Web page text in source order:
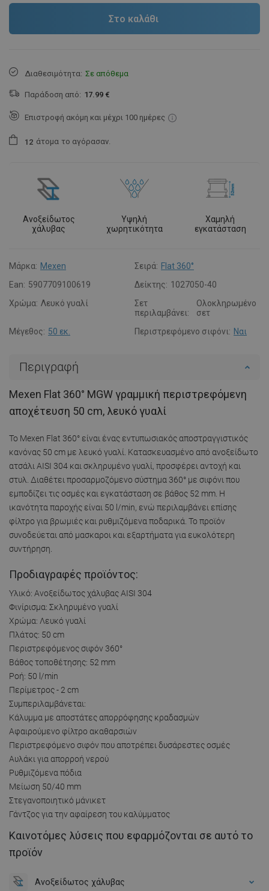
Στο καλάθι
Διαθεσιμότητα: Σε απόθεμα
Παράδοση από: 17.99 €
Επιστροφή ακόμη και μέχρι 100 ημέρες
1 2 άτομα το αγόρασαν.
Ανοξείδωτος
χάλυβας
Υψηλή
χωρητικότητα
Χαμηλή
εγκατάσταση
Μάρκα: Mexen Σειρά: Flat 360°
Ean: 5907709100619 Δείκτης: 1027050-40
Χρώμα: Λευκό γυαλί
Σετ
περιλαμβάνει:
Ολοκληρωμένο
σετ
Μέγεθος: 50 εκ. Περιστρεφόμενο σιφόνι: Ναι
Περιγραφή
Mexen Flat 360° MGW γραμμική περιστρεφόμενη
αποχέτευση 50 cm, λευκό γυαλί
Το Mexen Flat 360° είναι ένας εντυπωσιακός αποστραγγιστικός
κανόνας 50 cm με λευκό γυαλί. Κατασκευασμένο από ανοξείδωτο
ατσάλι AISI 304 και σκληρυμένο γυαλί, προσφέρει αντοχή και
στυλ. Διαθέτει προσαρμοζόμενο σύστημα 360° με σιφόνι που
εμποδίζει τις οσμές και εγκατάσταση σε βάθος 52 mm. Η
ικανότητα παροχής είναι 50 l/min, ενώ περιλαμβάνει επίσης
φίλτρο για βρωμιές και ρυθμιζόμενα ποδαρικά. Το προϊόν
συνοδεύεται από μασκαροι και εξαρτήματα για ευκολότερη
συντήρηση.
Προδιαγραφές προϊόντος:
Υλικό: Ανοξείδωτος χάλυβας AISI 304
Φινίρισμα: Σκληρυμένο γυαλί
Χρώμα: Λευκό γυαλί
Πλάτος: 50 cm
Περιστρεφόμενος σιφόν 360°
Βάθος τοποθέτησης: 52 mm
Ροή: 50 l/min
Περίμετρος - 2 cm
Συμπεριλαμβάνεται:
Κάλυμμα με αποστάτες απορρόφησης κραδασμών
Αφαιρούμενο φίλτρο ακαθαρσιών
Περιστρεφόμενο σιφόν που αποτρέπει δυσάρεστες οσμές
Αυλάκι για απορροή νερού
Ρυθμιζόμενα πόδια
Μείωση 50/40 mm
Στεγανοποιητικό μάνικετ
Γάντζος για την αφαίρεση του καλύμματος
Καινοτόμες λύσεις που εφαρμόζονται σε αυτό το
προϊόν
Ανοξείδωτος χάλυβας